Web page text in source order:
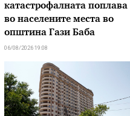
катастрофалната поплава
во населените места во
општина Гази Баба
06/08/2026 19:08